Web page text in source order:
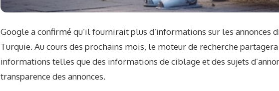
Google a confirmé qu’il fournirait plus d’informations sur les annonces
Turquie. Au cours des prochains mois, le moteur de recherche
informations telles que des informations de ciblage et des sujets
transparence des annonces.